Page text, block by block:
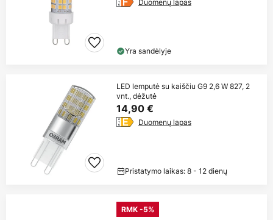
Yra sandėlyje
LED lemputė su kaiščiu G9 2,6 W 827, 2
vnt., dėžutė
14,90 €
Duomenų lapas
Pristatymo laikas: 8 - 12 dienų
RMK -5%